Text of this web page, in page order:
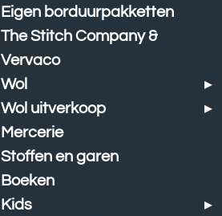
Eigen borduurpakketten
The Stitch Company &
Vervaco
Wol
Wol uitverkoop
Mercerie
Stoffen en garen
Boeken
Kids